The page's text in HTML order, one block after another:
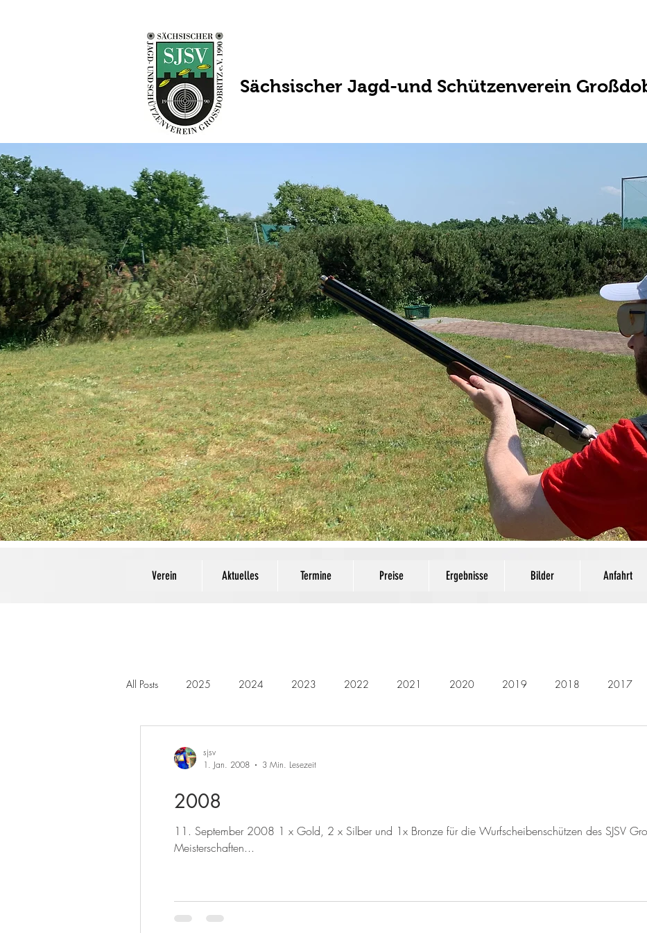
Sächsischer Jagd-und Schützenverein
DESIGNFORLIFE
All Posts 2025 2024 2023 2022 2021 2020 2019 2018 2017
2008
11. September 2008 1 x Gold, 2 x Silber und 1x Bronze für die Wurfscheibenschützen des SJSV
Meisterschaften...
sjsv
1. Jan. 2008
3 Min. Lesezeit
Verein Aktuelles Termine Preise Ergebnisse Bilder Anfahrt